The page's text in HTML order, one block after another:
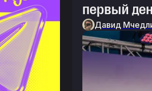
первый
Давид